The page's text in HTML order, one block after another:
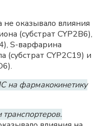
оказывало влияния
(субстрат CYP2B6),
S-варфарина
(субстрат CYP2C19) и
на фармакокинетику